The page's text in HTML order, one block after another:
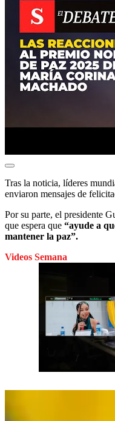
Tras la noticia, líderes
enviaron mensajes de
Por su parte, el presidente
que espera que “ayude a
mantener la paz”.
Videos Semana